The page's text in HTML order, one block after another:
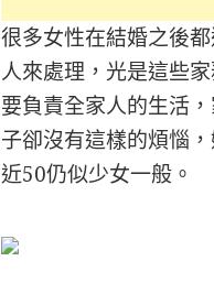
很多女性在結婚之後
人來處理，光是這些
要負責全家人的生活
子卻沒有這樣的煩惱
近50仍似少女一般。